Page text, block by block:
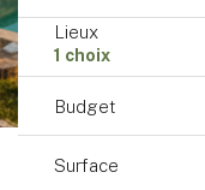
Lieux
1 choix
Budget
Surface